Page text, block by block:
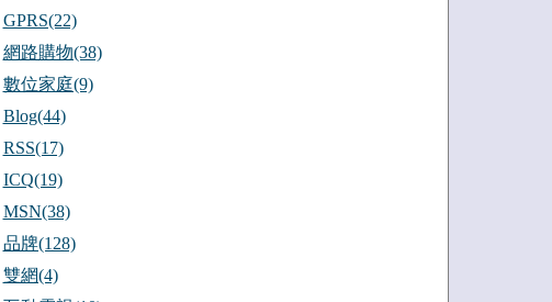
GPRS(22)
網路購物(38)
數位家庭(9)
Blog(44)
RSS(17)
ICQ(19)
MSN(38)
品牌(128)
雙網(4)